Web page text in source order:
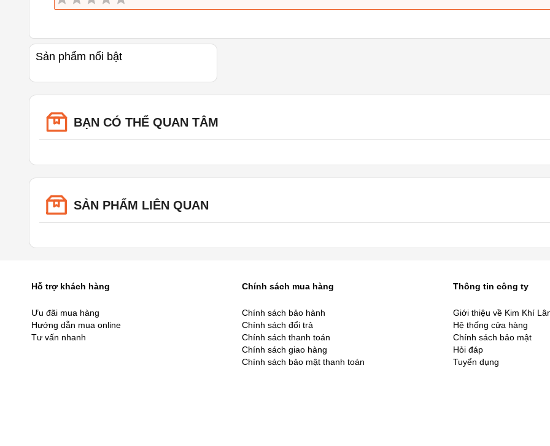
Sản phẩm nổi bật
BẠN CÓ THỂ QUAN TÂM
SẢN PHẨM LIÊN QUAN
Hỗ trợ khách hàng
Ưu đãi mua hàng
Hướng dẫn mua online
Tư vấn nhanh
Chính sách mua hàng
Chính sách bảo hành
Chính sách đổi trả
Chính sách thanh toán
Chính sách giao hàng
Chính sách bảo mật thanh toán
Thông tin công ty
Giới thiệu về Kim Khí
Hệ thống cửa hàng
Chính sách bảo mật
Hỏi đáp
Tuyển dụng